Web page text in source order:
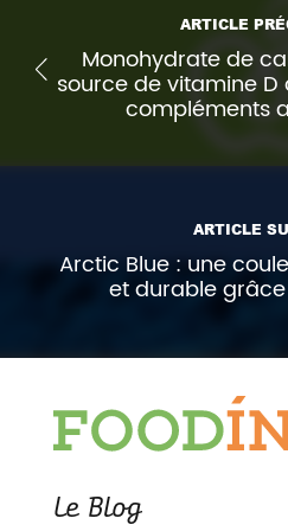
ARTICLE
Monohydrate de
source de vitamine
compléments
ARTICLE
Arctic Blue : une
et durable
Le Blog